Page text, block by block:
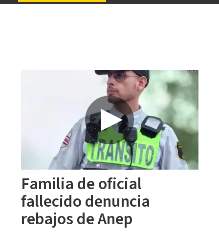
Familia de oficial
fallecido denuncia
rebajos de Anep